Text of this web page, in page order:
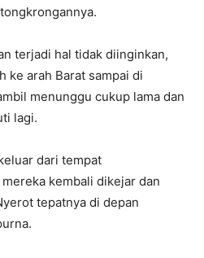
terjadi hal tidak diinginkan,
ke arah Barat sampai di
menunggu cukup lama dan
lagi.
dari tempat
kembali dikejar dan
tepatnya di depan